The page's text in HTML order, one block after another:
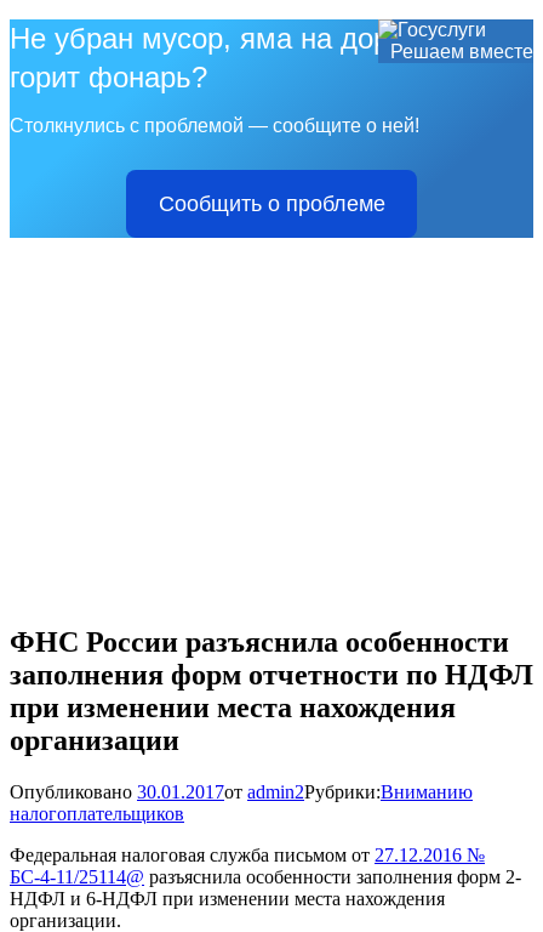
Решаем вместе
Не убран мусор, яма на дороге, не
горит фонарь?
Столкнулись с проблемой — сообщите о ней!
Сообщить о проблеме
ФНС России разъяснила особенности
заполнения форм отчетности по НДФЛ
при изменении места нахождения
организации
Опубликовано 30.01.2017от admin2Рубрики:Вниманию
налогоплательщиков
Федеральная налоговая служба письмом от 27.12.2016 №
БС-4-11/25114@ разъяснила особенности заполнения форм 2-
НДФЛ и 6-НДФЛ при изменении места нахождения
организации.